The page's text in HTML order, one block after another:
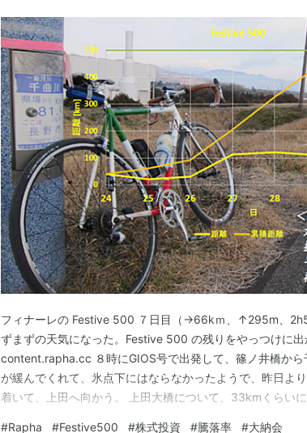
フィナーレの Festive 500 ７日目（→66kｍ、↑295m、
ずまずの天気になった。Festive 500 の残りをやっつけに出
content.rapha.cc ８時にGIOS号で出発して、篠ノ井橋から
が緩んでくれて、氷点下にはならなかったようで、昨日よ
着いて、上田へ向かう。 上田大橋について、33kmくらい
#Rapha #Festive500 #株式投資 #騰落率 #大納会